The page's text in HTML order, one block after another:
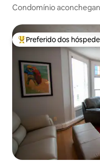
Condomínio
Entre os melhores
Preferido dos